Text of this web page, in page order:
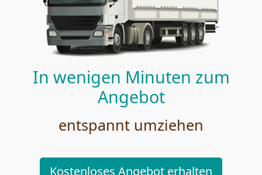
In wenigen Minuten zum
Angebot
entspannt umziehen
Kostenloses Angebot erhalten